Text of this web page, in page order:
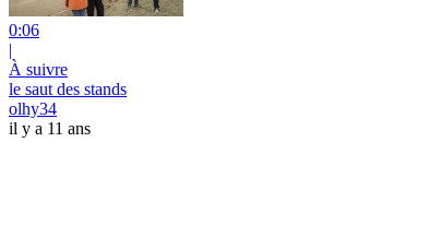
0:06
|
À suivre
le saut des stands
olhy34
il y a 11 ans